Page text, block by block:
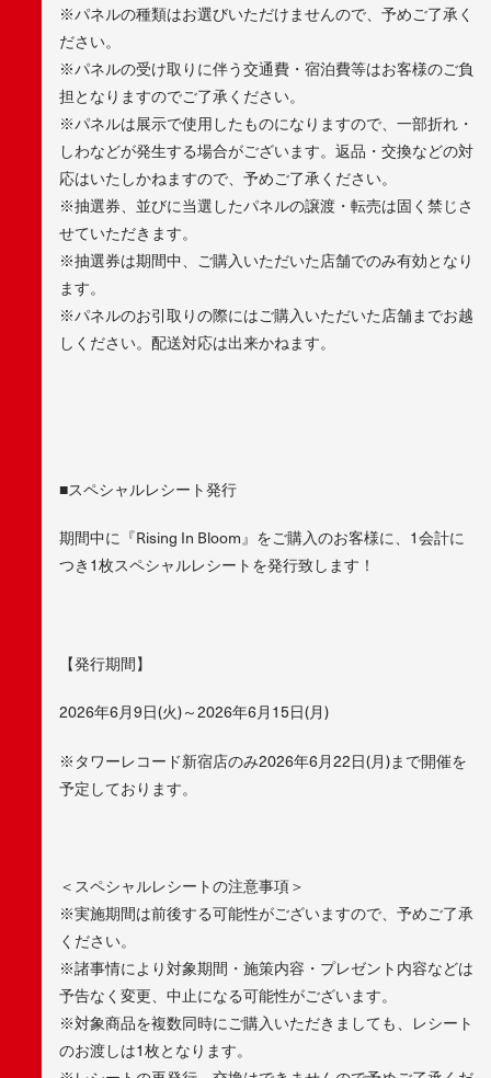
※パネルの種類はお選びいただけませんので、予めご了承く
ださい。
※パネルの受け取りに伴う交通費・宿泊費等はお客様のご負
担となりますのでご了承ください。
※パネルは展示で使用したものになりますので、一部折れ・
しわなどが発生する場合がございます。返品・交換などの対
応はいたしかねますので、予めご了承ください。
※抽選券、並びに当選したパネルの譲渡・転売は固く禁じさ
せていただきます。
※抽選券は期間中、ご購入いただいた店舗でのみ有効となり
ます。
※パネルのお引取りの際にはご購入いただいた店舗までお越
しください。配送対応は出来かねます。
■スペシャルレシート発行
期間中に『Rising In Bloom』をご購入のお客様に、1会計に
つき1枚スペシャルレシートを発行致します！
【発行期間】
2026年6月9日(火)～2026年6月15日(月)
※タワーレコード新宿店のみ2026年6月22日(月)まで開催を
予定しております。
＜スペシャルレシートの注意事項＞
※実施期間は前後する可能性がございますので、予めご了承
ください。
※諸事情により対象期間・施策内容・プレゼント内容などは
予告なく変更、中止になる可能性がございます。
※対象商品を複数同時にご購入いただきましても、レシート
のお渡しは1枚となります。